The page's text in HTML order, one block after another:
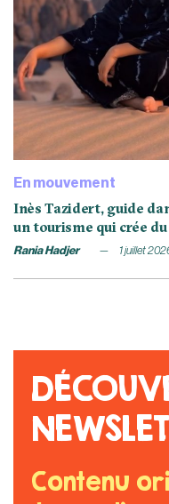
En mouvement
Inès Tazidert, guide
un tourisme qui crée
Rania Hadjer 1 juillet
Contenu